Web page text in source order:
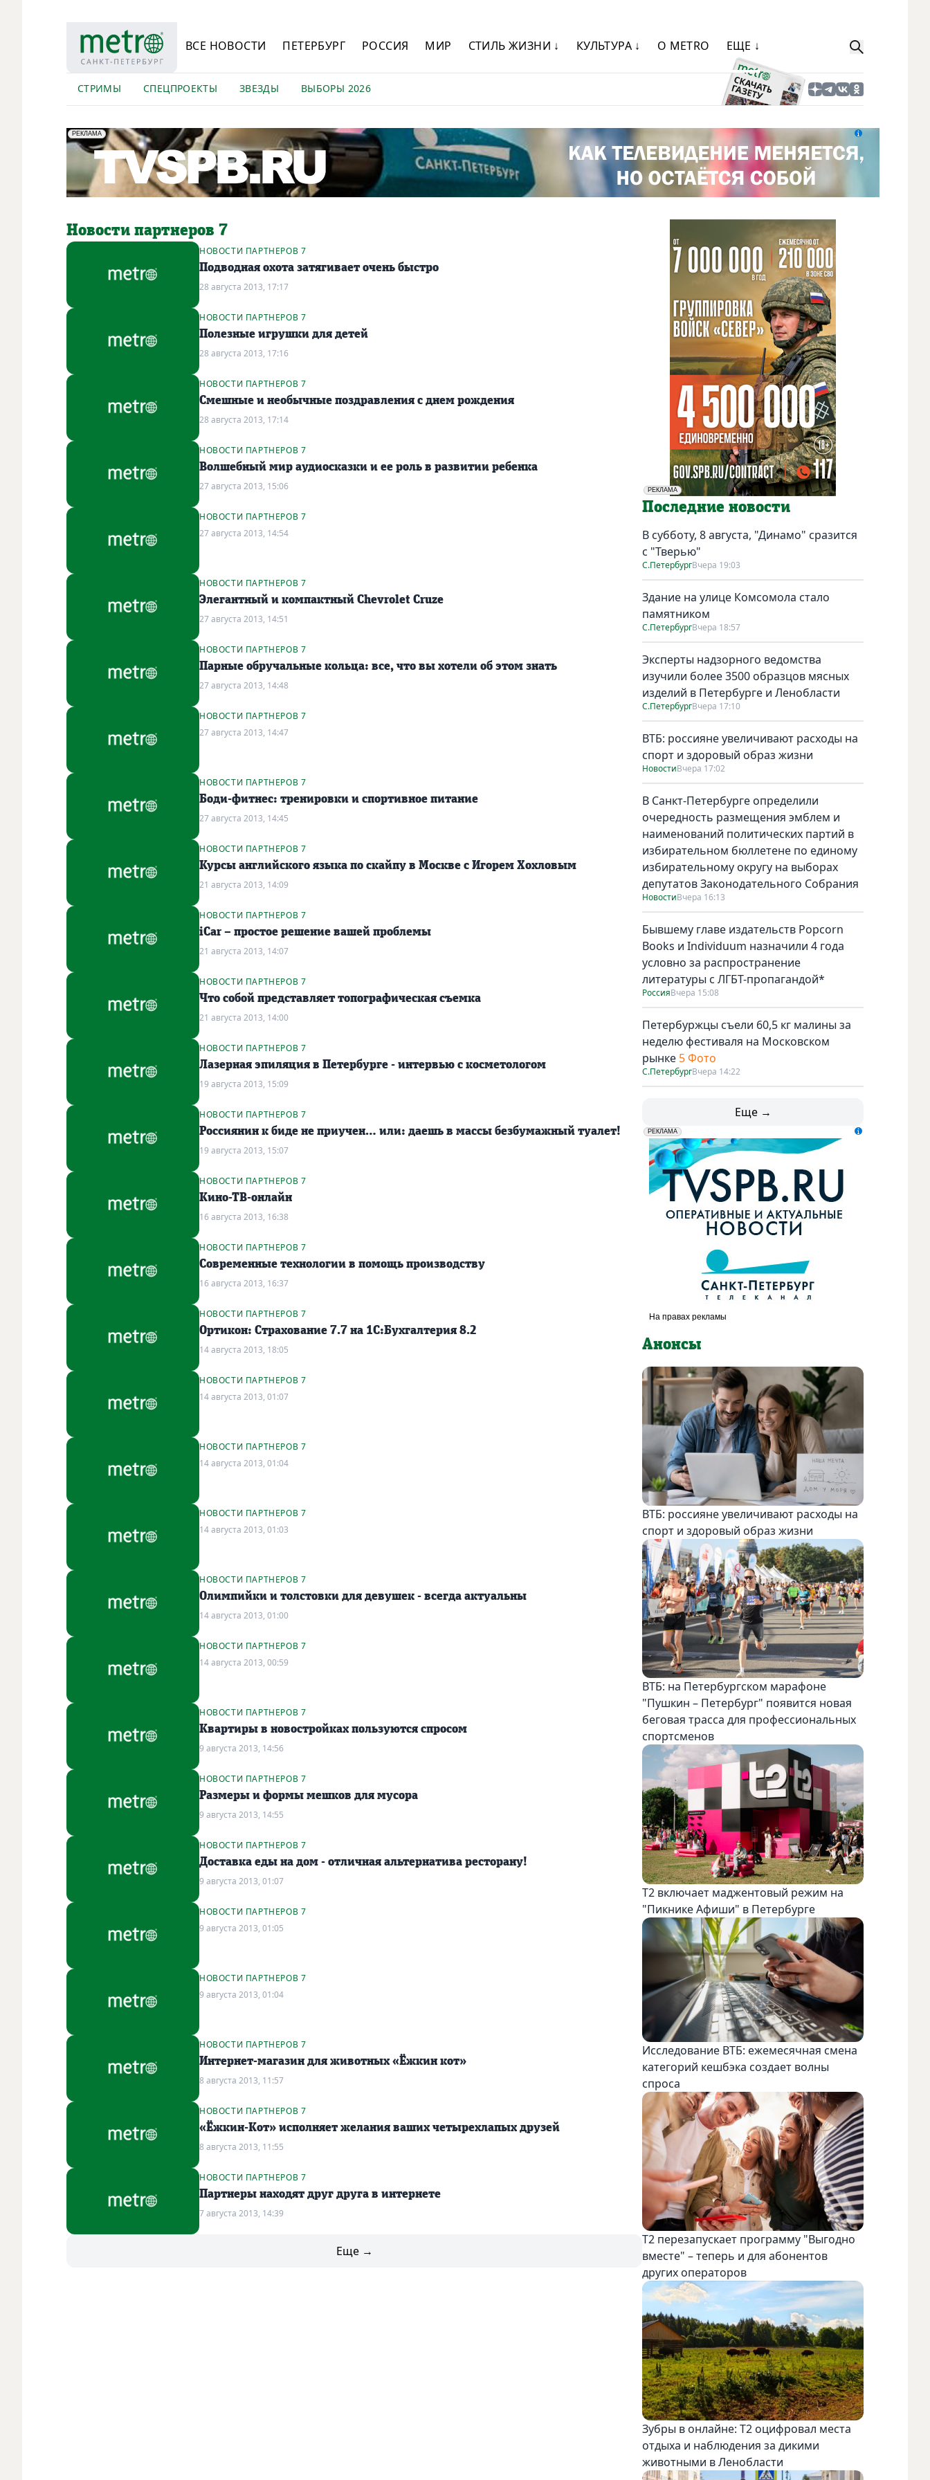
ВСЕ НОВОСТИ ПЕТЕРБУРГ РОССИЯ МИР СТИЛЬ ЖИЗНИ ↓ КУЛЬТУРА ↓ О METRO ЕЩЕ ↓
СТРИМЫ СПЕЦПРОЕКТЫ ЗВЕЗДЫ ВЫБОРЫ 2026
erid: LdtCK5Efv
РЕКЛАМА
АО "ГАТР", ИНН: 7841320717
Новости партнеров 7
НОВОСТИ ПАРТНЕРОВ 7
Подводная охота затягивает очень быстро
28 августа 2013, 17:17
НОВОСТИ ПАРТНЕРОВ 7
Полезные игрушки для детей
28 августа 2013, 17:16
НОВОСТИ ПАРТНЕРОВ 7
Смешные и необычные поздравления с днем рождения
28 августа 2013, 17:14
НОВОСТИ ПАРТНЕРОВ 7
Волшебный мир аудиосказки и ее роль в развитии ребенка
27 августа 2013, 15:06
НОВОСТИ ПАРТНЕРОВ 7
27 августа 2013, 14:54
НОВОСТИ ПАРТНЕРОВ 7
Элегантный и компактный Chevrolet Cruze
27 августа 2013, 14:51
НОВОСТИ ПАРТНЕРОВ 7
Парные обручальные кольца: все, что вы хотели об этом знать
27 августа 2013, 14:48
НОВОСТИ ПАРТНЕРОВ 7
27 августа 2013, 14:47
НОВОСТИ ПАРТНЕРОВ 7
Боди-фитнес: тренировки и спортивное питание
27 августа 2013, 14:45
НОВОСТИ ПАРТНЕРОВ 7
Курсы английского языка по скайпу в Москве с Игорем Хохловым
21 августа 2013, 14:09
НОВОСТИ ПАРТНЕРОВ 7
iCar – простое решение вашей проблемы
21 августа 2013, 14:07
НОВОСТИ ПАРТНЕРОВ 7
Что собой представляет топографическая съемка
21 августа 2013, 14:00
НОВОСТИ ПАРТНЕРОВ 7
Лазерная эпиляция в Петербурге - интервью с косметологом
19 августа 2013, 15:09
НОВОСТИ ПАРТНЕРОВ 7
Россиянин к биде не приучен… или: даешь в массы безбумажный туалет!
19 августа 2013, 15:07
НОВОСТИ ПАРТНЕРОВ 7
Кино-ТВ-онлайн
16 августа 2013, 16:38
НОВОСТИ ПАРТНЕРОВ 7
Современные технологии в помощь производству
16 августа 2013, 16:37
НОВОСТИ ПАРТНЕРОВ 7
Ортикон: Страхование 7.7 на 1С:Бухгалтерия 8.2
14 августа 2013, 18:05
НОВОСТИ ПАРТНЕРОВ 7
14 августа 2013, 01:07
НОВОСТИ ПАРТНЕРОВ 7
14 августа 2013, 01:04
НОВОСТИ ПАРТНЕРОВ 7
14 августа 2013, 01:03
НОВОСТИ ПАРТНЕРОВ 7
Олимпийки и толстовки для девушек - всегда актуальны
14 августа 2013, 01:00
НОВОСТИ ПАРТНЕРОВ 7
14 августа 2013, 00:59
НОВОСТИ ПАРТНЕРОВ 7
Квартиры в новостройках пользуются спросом
9 августа 2013, 14:56
НОВОСТИ ПАРТНЕРОВ 7
Размеры и формы мешков для мусора
9 августа 2013, 14:55
НОВОСТИ ПАРТНЕРОВ 7
Доставка еды на дом - отличная альтернатива ресторану!
9 августа 2013, 01:07
НОВОСТИ ПАРТНЕРОВ 7
9 августа 2013, 01:05
НОВОСТИ ПАРТНЕРОВ 7
9 августа 2013, 01:04
НОВОСТИ ПАРТНЕРОВ 7
Интернет-магазин для животных «Ёжкин кот»
8 августа 2013, 11:57
НОВОСТИ ПАРТНЕРОВ 7
«Ёжкин-Кот» исполняет желания ваших четырехлапых друзей
8 августа 2013, 11:55
НОВОСТИ ПАРТНЕРОВ 7
Партнеры находят друг друга в интернете
7 августа 2013, 14:39
Еще →
РЕКЛАМА
Социальная реклама
Последние новости
В субботу, 8 августа, "Динамо" сразится
с "Тверью"
С.ПетербургВчера 19:03
Здание на улице Комсомола стало
памятником
С.ПетербургВчера 18:57
Эксперты надзорного ведомства
изучили более 3500 образцов мясных
изделий в Петербурге и Ленобласти
С.ПетербургВчера 17:10
ВТБ: россияне увеличивают расходы на
спорт и здоровый образ жизни
НовостиВчера 17:02
В Санкт-Петербурге определили
очередность размещения эмблем и
наименований политических партий в
избирательном бюллетене по единому
избирательному округу на выборах
депутатов Законодательного Собрания
НовостиВчера 16:13
Бывшему главе издательств Popcorn
Books и Individuum назначили 4 года
условно за распространение
литературы с ЛГБТ-пропагандой*
РоссияВчера 15:08
Петербуржцы съели 60,5 кг малины за
неделю фестиваля на Московском
рынке 5 Фото
С.ПетербургВчера 14:22
Еще →
erid: LdtCK5udn
РЕКЛАМА
АО "ГАТР", ИНН: 7841320717
Анонсы
ВТБ: россияне увеличивают расходы на
спорт и здоровый образ жизни
ВТБ: на Петербургском марафоне
"Пушкин – Петербург" появится новая
беговая трасса для профессиональных
спортсменов
Т2 включает маджентовый режим на
"Пикнике Афиши" в Петербурге
Исследование ВТБ: ежемесячная смена
категорий кешбэка создает волны
спроса
Т2 перезапускает программу "Выгодно
вместе" – теперь и для абонентов
других операторов
Зубры в онлайне: Т2 оцифровал места
отдыха и наблюдения за дикими
животными в Ленобласти